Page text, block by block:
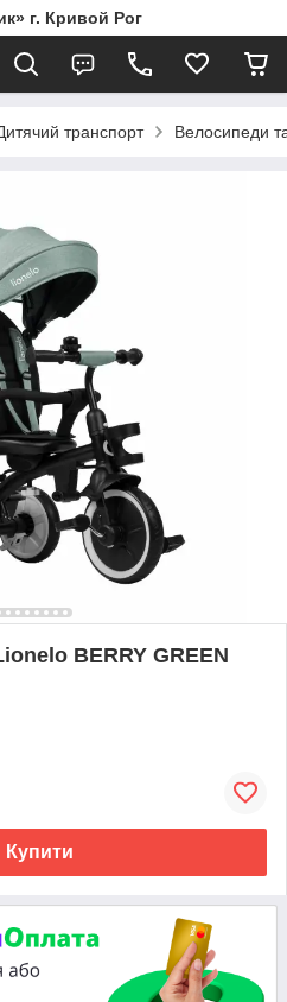
г. Кривой Рог
транспорт Велосипеди
BERRY GREEN
Купити